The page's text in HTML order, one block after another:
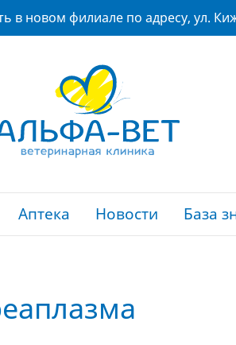
в новом филиале по адресу, ул.
Аптека Новости База